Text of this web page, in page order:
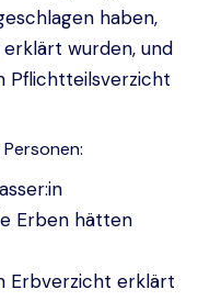
haben,
wurden, und
Pflichtteilsverzicht
Erben hätten
Erbverzicht erklärt